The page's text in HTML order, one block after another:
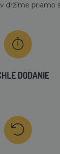
držíme priamo
DODANIE